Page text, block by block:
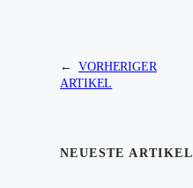
← VORHERIGER
ARTIKEL
NEUESTE ARTIKEL